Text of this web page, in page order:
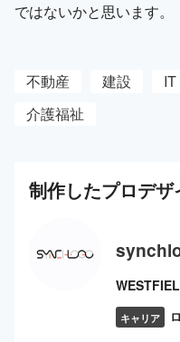
ではないかと思います。
不動産 建設 IT
介護福祉
制作したプロデザ
キャリア